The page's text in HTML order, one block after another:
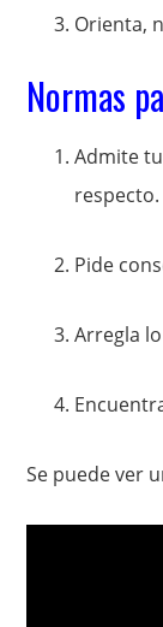
Orienta,
Normas
Admite
respecto.
Pide
Arregla
Se puede ver